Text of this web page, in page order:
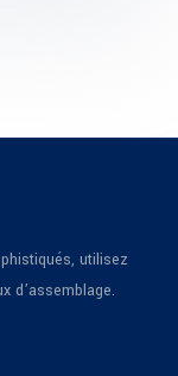
utilisez
d’assemblage.